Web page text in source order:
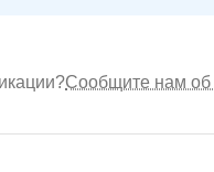
Сообщите нам об